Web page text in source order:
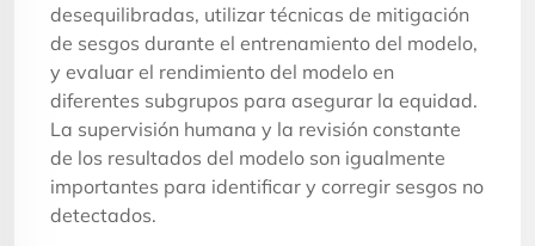
desequilibradas, utilizar técnicas de mitigación
de sesgos durante el entrenamiento del modelo,
y evaluar el rendimiento del modelo en
diferentes subgrupos para asegurar la equidad.
La supervisión humana y la revisión constante
de los resultados del modelo son igualmente
importantes para identificar y corregir sesgos no
detectados.